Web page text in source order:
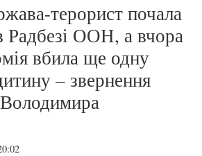
терорист почала
Радбезі ООН, а вчора
вбила ще одну
– звернення